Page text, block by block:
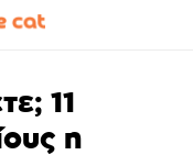
11
η